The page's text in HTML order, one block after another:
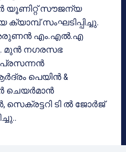
യൂണിറ്റ് സൗജന്യ
സംഘടിപ്പിച്ചു.
എം.എല്‍.എ
മുന്‍ നഗരസഭ
പെയിന്‍ &
ചെയര്‍മാന്‍
ടി ല്‍ ജോര്‍ജ്